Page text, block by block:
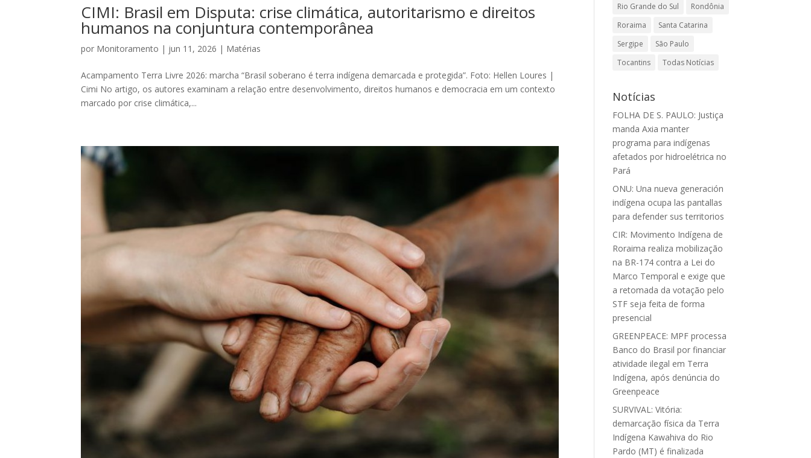
CIMI: Brasil em Disputa: crise climática, autoritarismo e direitos
humanos na conjuntura contemporânea
por Monitoramento | jun 11, 2026 | Matérias
Acampamento Terra Livre 2026: marcha “Brasil soberano é terra indígena demarcada e protegida”. Foto: Hellen Loures |
Cimi No artigo, os autores examinam a relação entre desenvolvimento, direitos humanos e democracia em um contexto
marcado por crise climática,...
Rio Grande do Sul
Rondônia
Roraima
Santa Catarina
Sergipe
São Paulo
Tocantins
Todas Notícias
Notícias
FOLHA DE S. PAULO: Justiça
manda Axia manter
programa para indígenas
afetados por hidroelétrica no
Pará
ONU: Una nueva generación
indígena ocupa las pantallas
para defender sus territorios
CIR: Movimento Indígena de
Roraima realiza mobilização
na BR-174 contra a Lei do
Marco Temporal e exige que
a retomada da votação pelo
STF seja feita de forma
presencial
GREENPEACE: MPF processa
Banco do Brasil por financiar
atividade ilegal em Terra
Indígena, após denúncia do
Greenpeace
SURVIVAL: Vitória:
demarcação física da Terra
Indígena Kawahiva do Rio
Pardo (MT) é finalizada